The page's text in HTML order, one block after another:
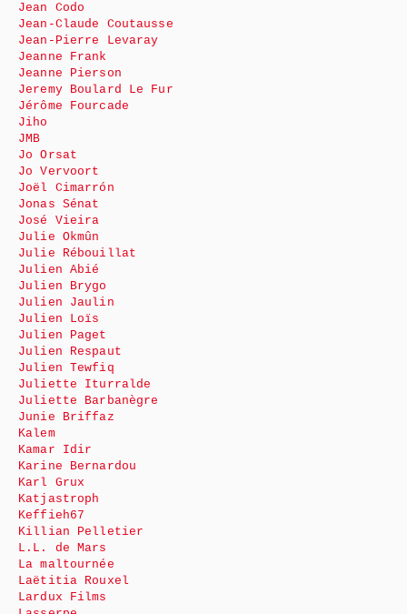
Jean Codo
Jean-Claude Coutausse
Jean-Pierre Levaray
Jeanne Frank
Jeanne Pierson
Jeremy Boulard Le Fur
Jérôme Fourcade
Jiho
JMB
Jo Orsat
Jo Vervoort
Joël Cimarrón
Jonas Sénat
José Vieira
Julie Okmûn
Julie Rébouillat
Julien Abié
Julien Brygo
Julien Jaulin
Julien Loïs
Julien Paget
Julien Respaut
Julien Tewfiq
Juliette Iturralde
Juliette Barbanègre
Junie Briffaz
Kalem
Kamar Idir
Karine Bernardou
Karl Grux
Katjastroph
Keffieh67
Killian Pelletier
L.L. de Mars
La maltournée
Laëtitia Rouxel
Lardux Films